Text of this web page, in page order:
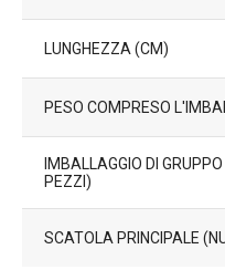
LUNGHEZZA (CM)
PESO COMPRESO
IMBALLAGGIO DI
PEZZI)
SCATOLA PRINCIPALE